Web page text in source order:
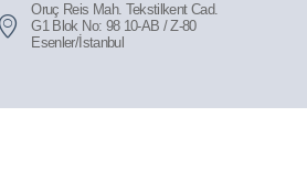
Oruç Reis Mah. Tekstilkent Cad.
G1 Blok No: 98 10-AB / Z-80
Esenler/İstanbul